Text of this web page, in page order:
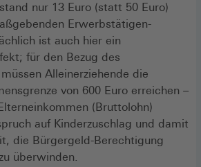
nur 13 Euro (statt 50 Euro)
Erwerbstätigen-
ist auch hier ein
für den Bezug des
Alleinerziehende die
von 600 Euro erreichen –
(Bruttolohn)
auf Kinderzuschlag und damit
die Bürgergeld-Berechtigung
überwinden.